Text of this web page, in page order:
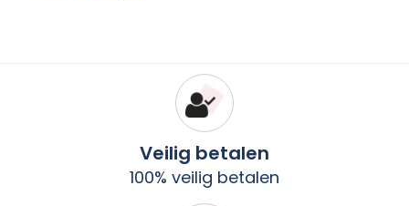
Veilig betalen
100% veilig betalen